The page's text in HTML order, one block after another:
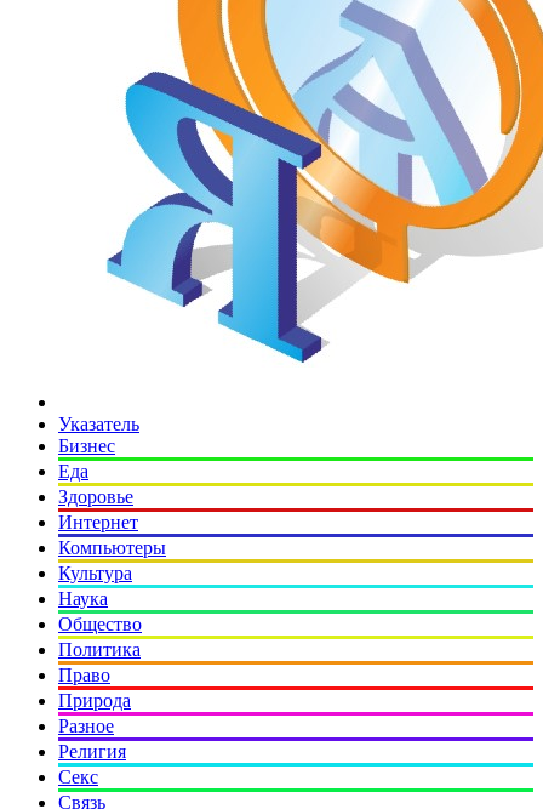
Указатель
Бизнес
Еда
Здоровье
Интернет
Компьютеры
Культура
Наука
Общество
Политика
Право
Природа
Разное
Религия
Секс
Связь